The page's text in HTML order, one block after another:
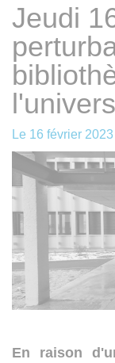
Jeudi
Le 16 février 2023
En raison